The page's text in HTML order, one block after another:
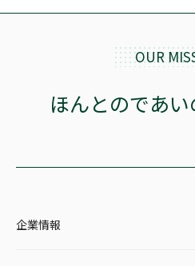
OUR
ほんとのであ
企業情報